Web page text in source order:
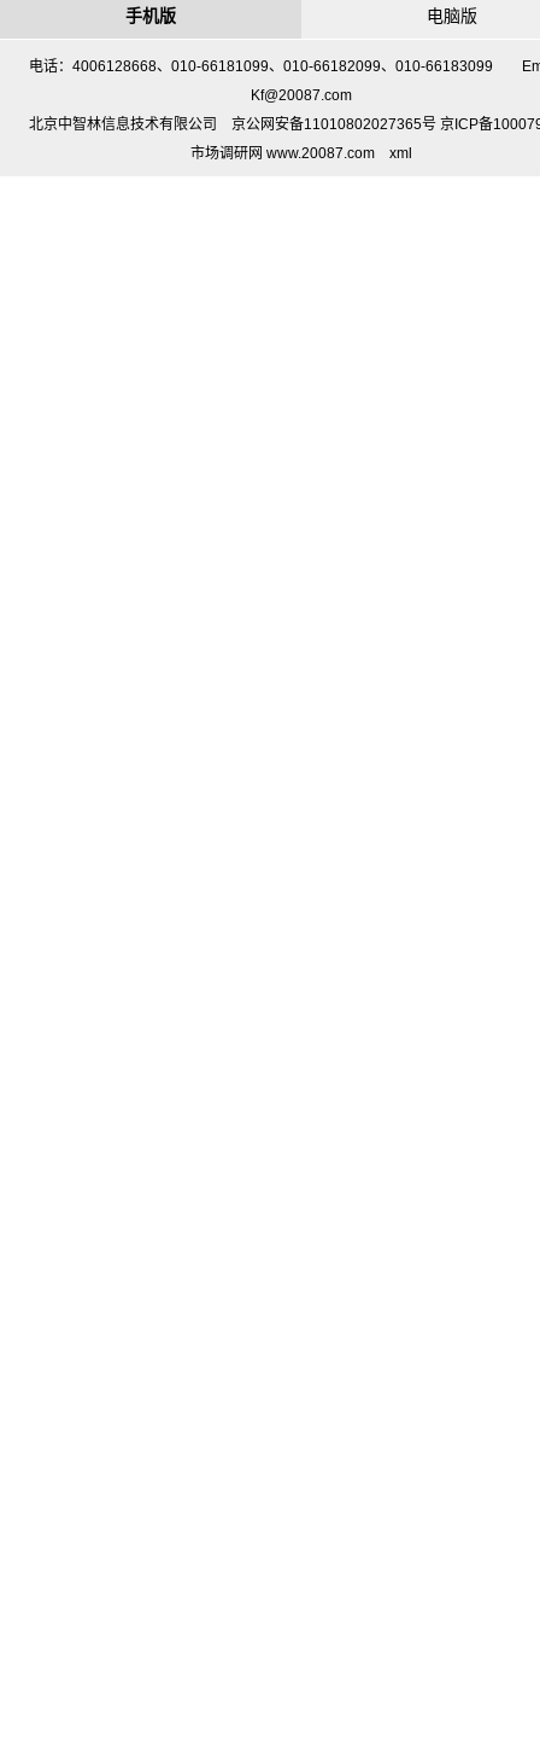
电脑版
手机版
电话：4006128668、010-66181099、010-66182099、010-66183099
Kf@20087.com
北京中智林信息技术有限公司 京公网安备11010802027365号 京ICP备
市场调研网 www.20087.com
xml